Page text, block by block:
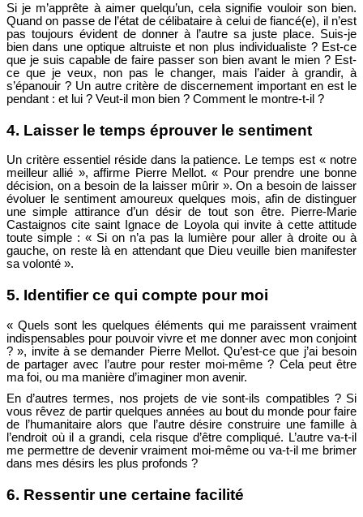
Si je m’apprête à aimer quelqu’un, cela signifie vouloir son bien.
Quand on passe de l’état de célibataire à celui de fiancé(e), il n’est
pas toujours évident de donner à l’autre sa juste place. Suis-je
bien dans une optique altruiste et non plus individualiste ? Est-ce
que je suis capable de faire passer son bien avant le mien ? Est-
ce que je veux, non pas le changer, mais l’aider à grandir, à
s’épanouir ? Un autre critère de discernement important en est le
pendant : et lui ? Veut-il mon bien ? Comment le montre-t-il ?
4. Laisser le temps éprouver le sentiment
Un critère essentiel réside dans la patience. Le temps est « notre
meilleur allié », affirme Pierre Mellot. « Pour prendre une bonne
décision, on a besoin de la laisser mûrir ». On a besoin de laisser
évoluer le sentiment amoureux quelques mois, afin de distinguer
une simple attirance d’un désir de tout son être. Pierre-Marie
Castaignos cite saint Ignace de Loyola qui invite à cette attitude
toute simple : « Si on n’a pas la lumière pour aller à droite ou à
gauche, on reste là en attendant que Dieu veuille bien manifester
sa volonté ».
5. Identifier ce qui compte pour moi
« Quels sont les quelques éléments qui me paraissent vraiment
indispensables pour pouvoir vivre et me donner avec mon conjoint
? », invite à se demander Pierre Mellot. Qu’est-ce que j’ai besoin
de partager avec l’autre pour rester moi-même ? Cela peut être
ma foi, ou ma manière d’imaginer mon avenir.
En d’autres termes, nos projets de vie sont-ils compatibles ? Si
vous rêvez de partir quelques années au bout du monde pour faire
de l’humanitaire alors que l’autre désire construire une famille à
l’endroit où il a grandi, cela risque d’être compliqué. L’autre va-t-il
me permettre de devenir vraiment moi-même ou va-t-il me brimer
dans mes désirs les plus profonds ?
6. Ressentir une certaine facilité